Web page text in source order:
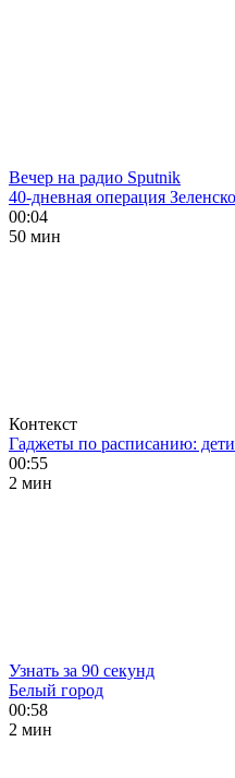
Вечер на радио Sputnik
40-дневная операция
00:04
50 мин
Контекст
Гаджеты по расписанию:
00:55
2 мин
Узнать за 90 секунд
Белый город
00:58
2 мин